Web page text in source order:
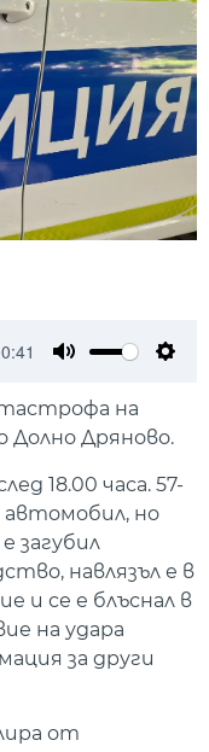
на
Долно Дряново.
18.00 часа. 57-
автомобил, но
загубил
навлязъл е в
и се е блъснал в
на удара
за други
от